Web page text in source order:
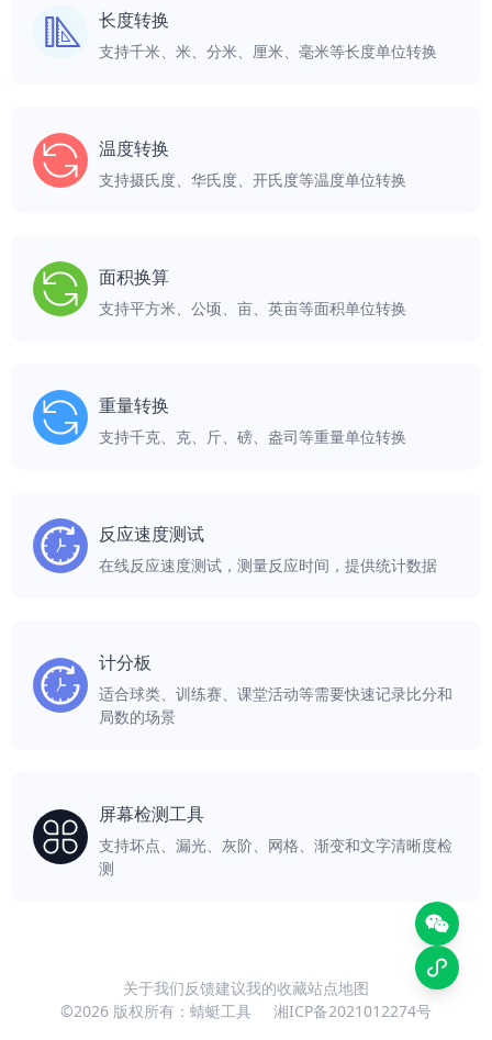
长度转换
支持千米、米、分米、厘米、毫米等长度单位转换
温度转换
支持摄氏度、华氏度、开氏度等温度单位转换
面积换算
支持平方米、公顷、亩、英亩等面积单位转换
重量转换
支持千克、克、斤、磅、盎司等重量单位转换
反应速度测试
在线反应速度测试，测量反应时间，提供统计数据
计分板
适合球类、训练赛、课堂活动等需要快速记录比分和
局数的场景
屏幕检测工具
支持坏点、漏光、灰阶、网格、渐变和文字清晰度检
测
关于我们反馈建议我的收藏站点地图
©2026 版权所有：蜻蜓工具
湘ICP备2021012274号